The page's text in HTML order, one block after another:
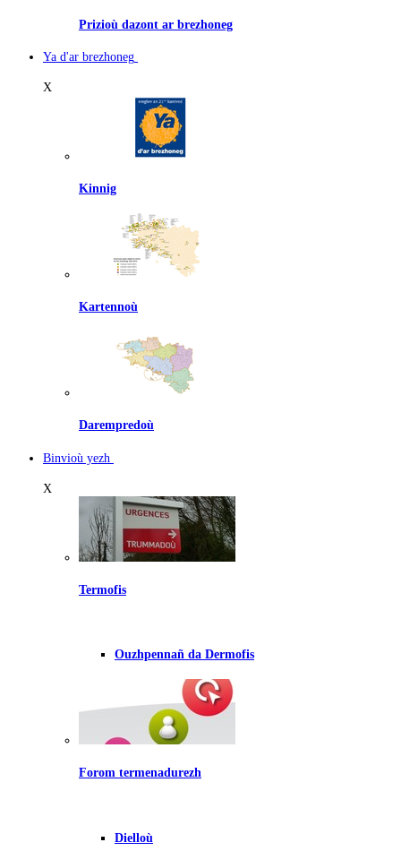
Prizioù dazont ar brezhoneg
Ya d'ar brezhoneg
X
Kinnig
Kartennoù
Darempredoù
Binvioù yezh
X
Termofis
Ouzhpennañ da Dermofis
Forom termenadurezh
Dielloù